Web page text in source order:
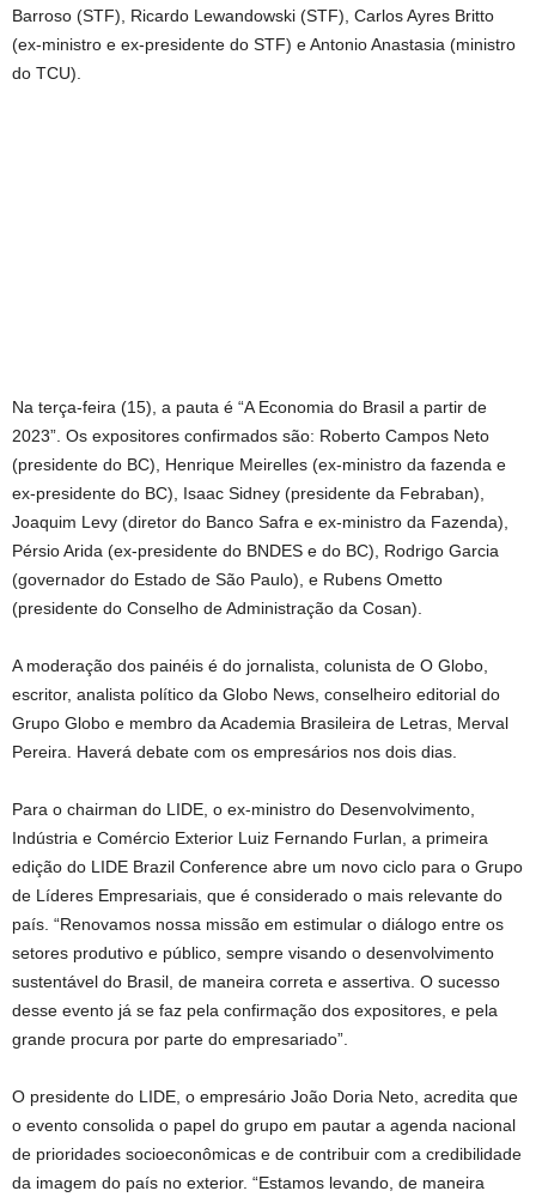
Barroso (STF), Ricardo Lewandowski (STF), Carlos Ayres Britto
(ex-ministro e ex-presidente do STF) e Antonio Anastasia (ministro
do TCU).
Na terça-feira (15), a pauta é “A Economia do Brasil a partir de
2023”. Os expositores confirmados são: Roberto Campos Neto
(presidente do BC), Henrique Meirelles (ex-ministro da fazenda e
ex-presidente do BC), Isaac Sidney (presidente da Febraban),
Joaquim Levy (diretor do Banco Safra e ex-ministro da Fazenda),
Pérsio Arida (ex-presidente do BNDES e do BC), Rodrigo Garcia
(governador do Estado de São Paulo), e Rubens Ometto
(presidente do Conselho de Administração da Cosan).
A moderação dos painéis é do jornalista, colunista de O Globo,
escritor, analista político da Globo News, conselheiro editorial do
Grupo Globo e membro da Academia Brasileira de Letras, Merval
Pereira. Haverá debate com os empresários nos dois dias.
Para o chairman do LIDE, o ex-ministro do Desenvolvimento,
Indústria e Comércio Exterior Luiz Fernando Furlan, a primeira
edição do LIDE Brazil Conference abre um novo ciclo para o Grupo
de Líderes Empresariais, que é considerado o mais relevante do
país. “Renovamos nossa missão em estimular o diálogo entre os
setores produtivo e público, sempre visando o desenvolvimento
sustentável do Brasil, de maneira correta e assertiva. O sucesso
desse evento já se faz pela confirmação dos expositores, e pela
grande procura por parte do empresariado”.
O presidente do LIDE, o empresário João Doria Neto, acredita que
o evento consolida o papel do grupo em pautar a agenda nacional
de prioridades socioeconômicas e de contribuir com a credibilidade
da imagem do país no exterior. “Estamos levando, de maneira